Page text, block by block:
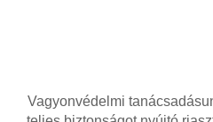
Vagyonvédelmi